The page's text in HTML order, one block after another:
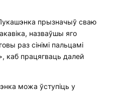
прызначыў сваю
назваўшы яго
раз сінімі пальцамі
каб працягваць далей
можа ўступіць у